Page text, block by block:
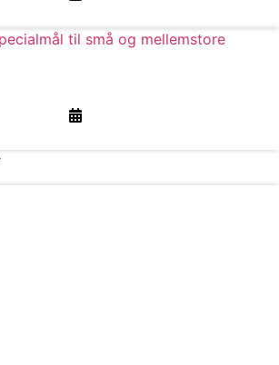
til små og mellemstore